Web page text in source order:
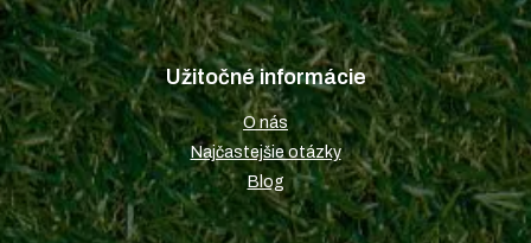
Užitočné informácie
O nás
Najčastejšie otázky
Blog